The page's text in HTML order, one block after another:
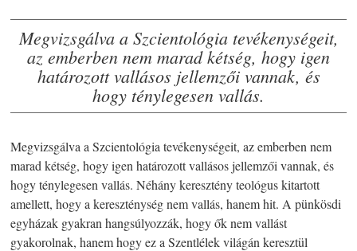
Megvizsgálva a Szcientológia tevékenységeit,
az emberben nem marad kétség, hogy igen
határozott vallásos jellemzői vannak, és
hogy ténylegesen vallás.
Megvizsgálva a Szcientológia tevékenységeit, az emberben nem
marad kétség, hogy igen határozott vallásos jellemzői vannak, és
hogy ténylegesen vallás. Néhány keresztény teológus kitartott
amellett, hogy a kereszténység nem vallás, hanem hit. A pünkösdi
egyházak gyakran hangsúlyozzák, hogy ők nem vallást
gyakorolnak, hanem hogy ez a Szentlélek világán keresztül